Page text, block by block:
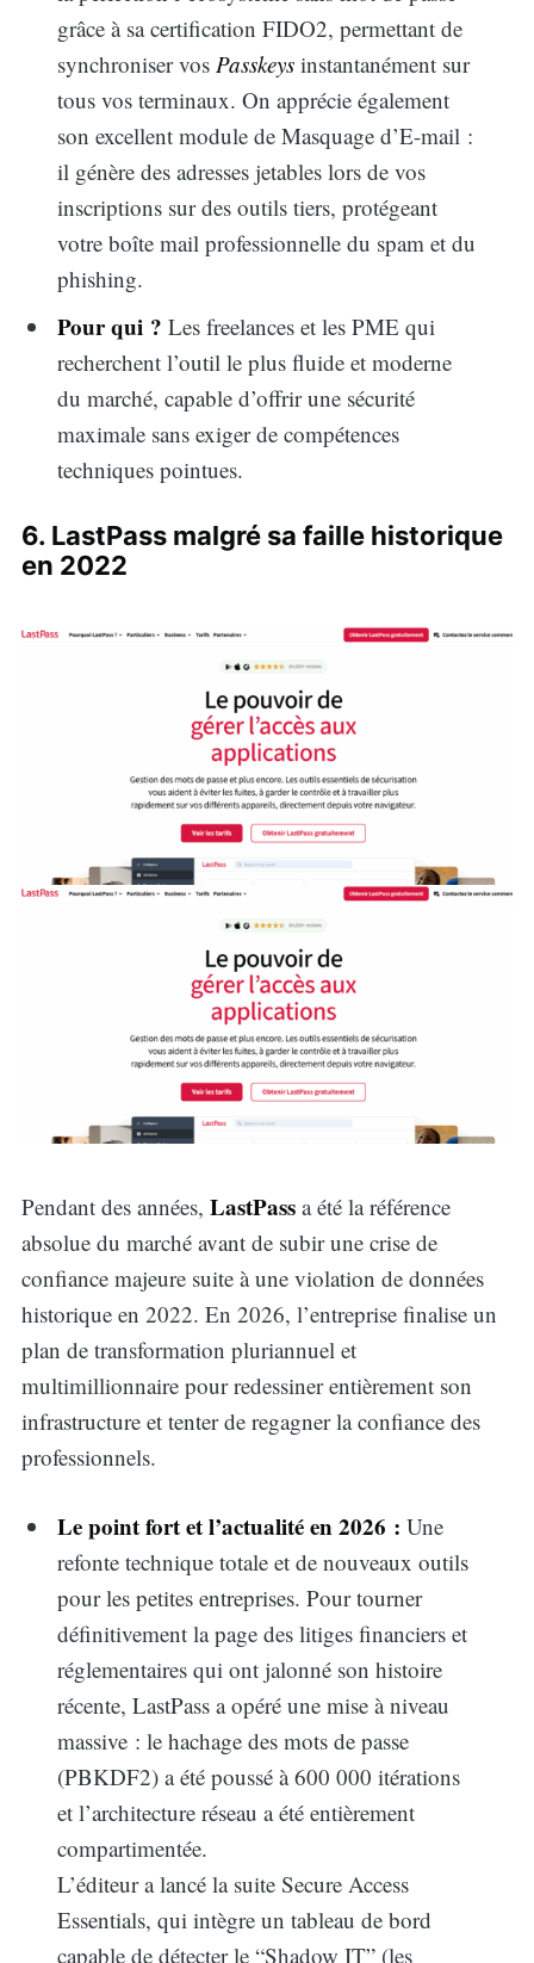
grâce à sa certification FIDO2, permettant de
synchroniser vosPasskeys instantanément sur
tous vos terminaux. On apprécie également
son excellent module de Masquage d’E-mail :
il génère des adresses jetables lors de vos
inscriptions sur des outils tiers, protégeant
votre boîte mail professionnelle du spam et du
phishing.
Pour qui ? Les freelances et les PME qui
recherchent l’outil le plus fluide et moderne
du marché, capable d’offrir une sécurité
maximale sans exiger de compétences
techniques pointues.
6. LastPass malgré sa faille historique
en 2022
Pendant des années, LastPassa été la référence
absolue du marché avant de subir une crise de
confiance majeure suite à une violation de données
historique en 2022. En 2026, l’entreprise finalise un
plan de transformation pluriannuel et
multimillionnaire pour redessiner entièrement son
infrastructure et tenter de regagner la confiance des
professionnels.
Le point fort et l’actualité en 2026 : Une
refonte technique totale et de nouveaux outils
pour les petites entreprises. Pour tourner
définitivement la page des litiges financiers et
réglementaires qui ont jalonné son histoire
récente, LastPass a opéré une mise à niveau
massive : le hachage des mots de passe
(PBKDF2) a été poussé à 600 000 itérations
et l’architecture réseau a été entièrement
compartimentée.
L’éditeur a lancé la suite Secure Access
Essentials, qui intègre un tableau de bord
capable de détecter le “Shadow IT” (les